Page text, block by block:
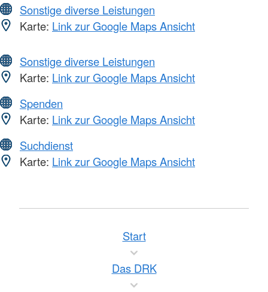
Sonstige diverse Leistungen
Karte: Link zur Google Maps Ansicht
Sonstige diverse Leistungen
Karte: Link zur Google Maps Ansicht
Spenden
Karte: Link zur Google Maps Ansicht
Suchdienst
Karte: Link zur Google Maps Ansicht
Start
Das DRK